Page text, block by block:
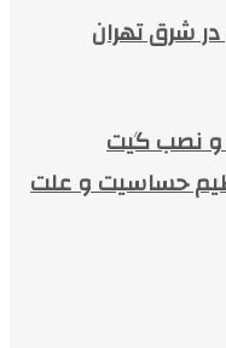
شرق تهران
و نصب گیت
حساسیت و علت